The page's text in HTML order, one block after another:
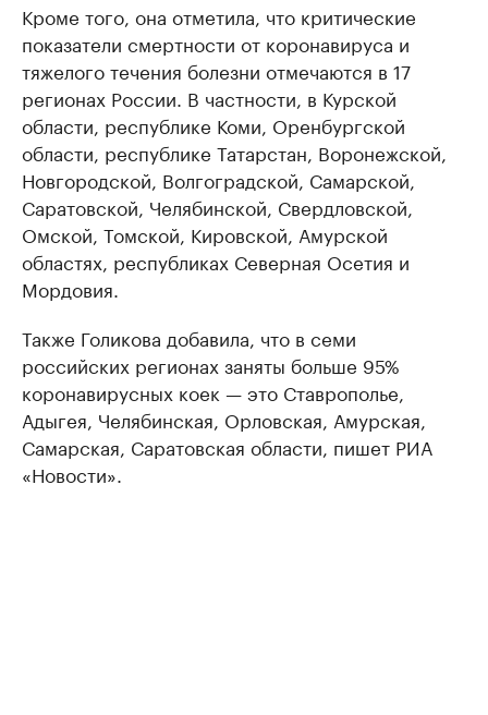
Кроме того, она отметила, что критические
показатели смертности от коронавируса и
тяжелого течения болезни отмечаются в 17
регионах России. В частности, в Курской
области, республике Коми, Оренбургской
области, республике Татарстан, Воронежской,
Новгородской, Волгоградской, Самарской,
Саратовской, Челябинской, Свердловской,
Омской, Томской, Кировской, Амурской
областях, республиках Северная Осетия и
Мордовия.
Также Голикова добавила, что в семи
российских регионах заняты больше 95%
коронавирусных коек — это Ставрополье,
Адыгея, Челябинская, Орловская, Амурская,
Самарская, Саратовская области, пишет РИА
«Новости».